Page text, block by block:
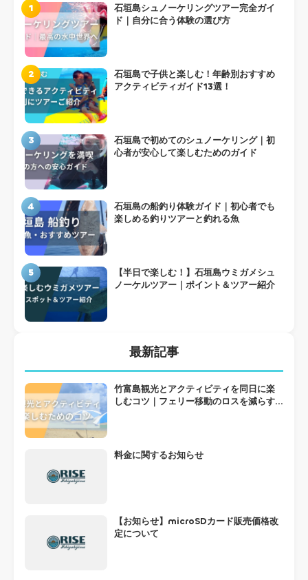
1
石垣島シュノーケリングツアー完全ガイ
ド｜自分に合う体験の選び方
2
石垣島で子供と楽しむ！年齢別おすすめ
アクティビティガイド13選！
3
石垣島で初めてのシュノーケリング｜初
心者が安心して楽しむためのガイド
4
石垣島の船釣り体験ガイド｜初心者でも
楽しめる釣りツアーと釣れる魚
5
【半日で楽しむ！】石垣島ウミガメシュ
ノーケルツアー｜ポイント＆ツアー紹介
最新記事
竹富島観光とアクティビティを同日に楽
しむコツ｜フェリー移動のロスを減らす
料金に関するお知らせ
【お知らせ】microSDカード販売価格改
定について